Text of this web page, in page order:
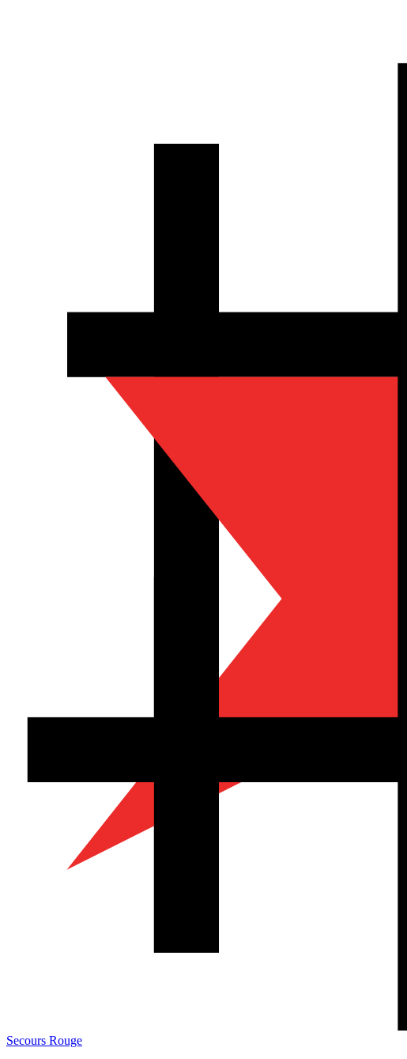
Secours Rouge